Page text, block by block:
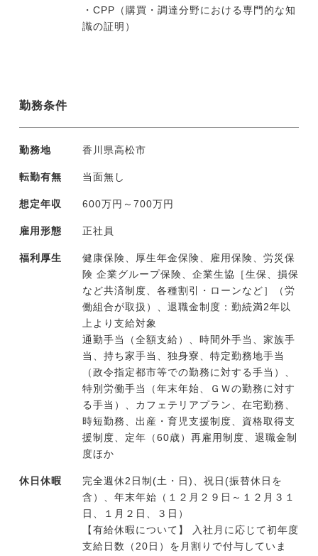
・CPP（購買・調達分野における専門的な知
識の証明）
勤務条件
勤務地 香川県高松市
転勤有無 当面無し
想定年収 600万円～700万円
雇用形態 正社員
福利厚生
健康保険、厚生年金保険、雇用保険、労災保
険 企業グループ保険、企業生協［生保、損保
など共済制度、各種割引・ローンなど］（労
働組合が取扱）、退職金制度：勤続満2年以
上より支給対象
通勤手当（全額支給）、時間外手当、家族手
当、持ち家手当、独身寮、特定勤務地手当
（政令指定都市等での勤務に対する手当）、
特別労働手当（年末年始、ＧＷの勤務に対す
る手当）、カフェテリアプラン、在宅勤務、
時短勤務、出産・育児支援制度、資格取得支
援制度、定年（60歳）再雇用制度、退職金制
度ほか
休日休暇
完全週休2日制(土・日)、祝日(振替休日を
含）、年末年始（１２月２９日～１２月３１
日、１月２日、３日）
【有給休暇について】 入社月に応じて初年度
支給日数（20日）を月割りで付与していま